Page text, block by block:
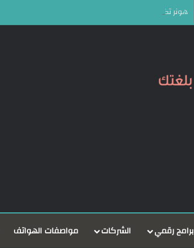
هونر تكشف عن هويتها الجديدة وشعار Dare to Be بعد نمو أعمالها 25%
برامج رقمي الشركات مواصفات الهواتف